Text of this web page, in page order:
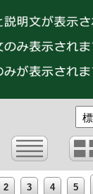
2 3 4 5